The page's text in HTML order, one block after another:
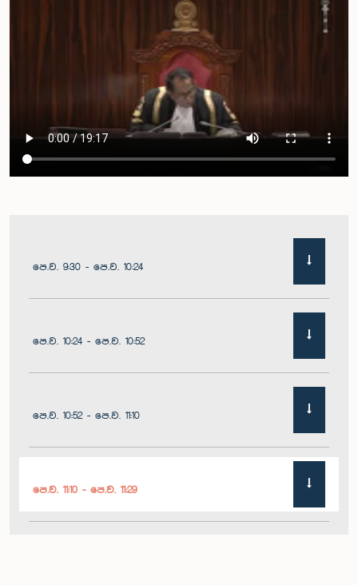
පෙ.ව. 9:30 - පෙ.ව. 10:24
පෙ.ව. 10:24 - පෙ.ව. 10:52
පෙ.ව. 10:52 - පෙ.ව. 11:10
පෙ.ව. 11:10 - පෙ.ව. 11:29